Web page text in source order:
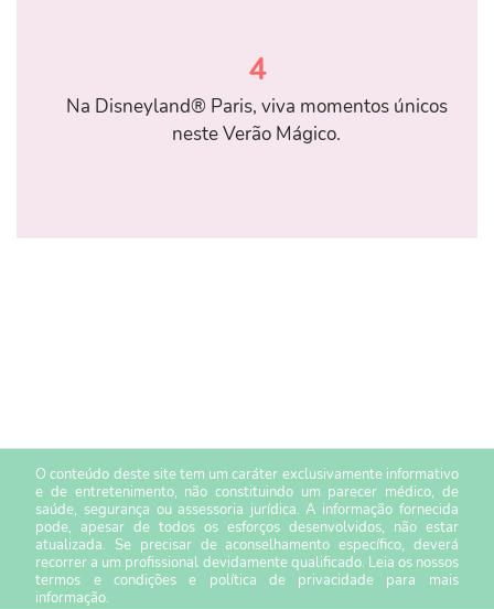
4
Na Disneyland® Paris, viva momentos únicos
neste Verão Mágico.
O conteúdo deste site tem um caráter exclusivamente informativo
e de entretenimento, não constituindo um parecer médico, de
saúde, segurança ou assessoria jurídica. A informação fornecida
pode, apesar de todos os esforços desenvolvidos, não estar
atualizada. Se precisar de aconselhamento específico, deverá
recorrer a um profissional devidamente qualificado. Leia os nossos
termos e condiçõese política de privacidade para mais
informação.